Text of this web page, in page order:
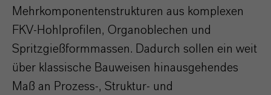
Mehrkomponentenstrukturen aus komplexen
FKV-Hohlprofilen, Organoblechen und
Spritzgießformmassen. Dadurch sollen ein weit
über klassische Bauweisen hinausgehendes
Maß an Prozess-, Struktur- und